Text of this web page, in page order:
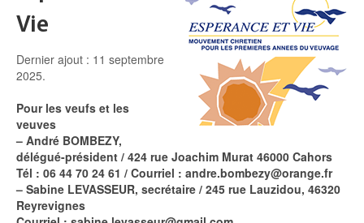
Annuaire/Contact
Vie
Dernier ajout : 11 septembre
2025.
Pour les veufs et les
veuves
– André BOMBEZY,
délégué-président / 424 rue Joachim Murat 46000 Cahors
Tél : 06 44 70 24 61 / Courriel : andre.bombezy@orange.fr
– Sabine LEVASSEUR, secrétaire / 245 rue Lauzidou, 46320
Reyrevignes